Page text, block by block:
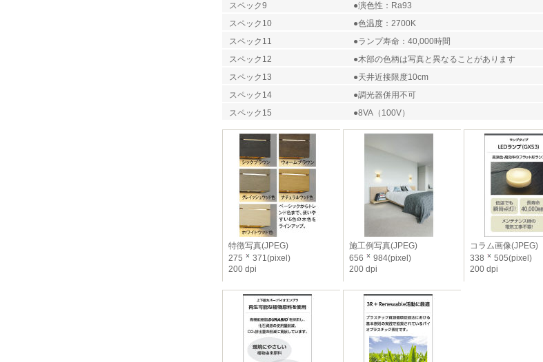
スペック9
●演色性：Ra93
スペック10
●色温度：2700K
スペック11
●ランプ寿命：40,000時間
スペック12
●木部の色柄は写真と異なることがあります
スペック13
●天井近接限度10cm
スペック14
●調光器併用不可
スペック15
●8VA（100V）
特徴写真(JPEG)
275
371(pixel)
200 dpi
施工例写真(JPEG)
656
984(pixel)
200 dpi
コラム画像(JPEG)
338
505(pixel)
200 dpi